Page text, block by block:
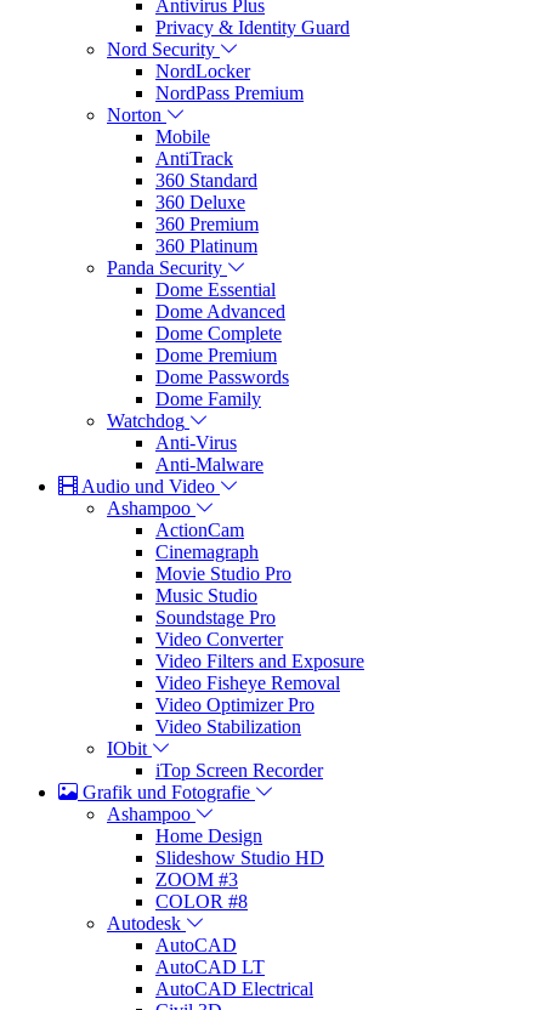
Antivirus Plus
Privacy & Identity Guard
Nord Security
NordLocker
NordPass Premium
Norton
Mobile
AntiTrack
360 Standard
360 Deluxe
360 Premium
360 Platinum
Panda Security
Dome Essential
Dome Advanced
Dome Complete
Dome Premium
Dome Passwords
Dome Family
Watchdog
Anti-Virus
Anti-Malware
Audio und Video
Ashampoo
ActionCam
Cinemagraph
Movie Studio Pro
Music Studio
Soundstage Pro
Video Converter
Video Filters and Exposure
Video Fisheye Removal
Video Optimizer Pro
Video Stabilization
IObit
iTop Screen Recorder
Grafik und Fotografie
Ashampoo
Home Design
Slideshow Studio HD
ZOOM #3
COLOR #8
Autodesk
AutoCAD
AutoCAD LT
AutoCAD Electrical